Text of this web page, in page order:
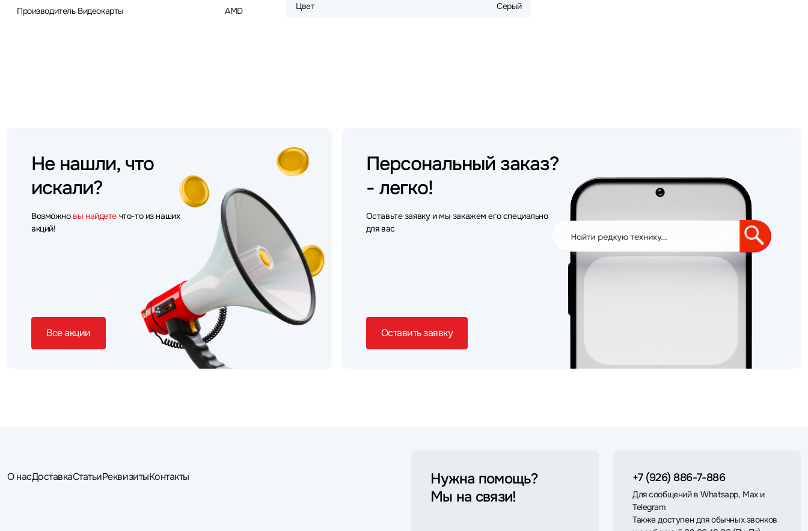
Производитель Видеокарты AMD Цвет Серый
Не нашли, что
искали?
Возможно вы найдете что-то из наших
акций!
Все акции
Персональный заказ?
- легко!
Оставьте заявку и мы закажем его специально
для вас
Оставить заявку
О насДоставкаСтатьиРеквизитыКонтакты
Нужна помощь?
Мы на связи!
+7 (926) 886-7-886
Для сообщений в Whatsapp, Max и
Telegram
Также доступен для обычных звонков